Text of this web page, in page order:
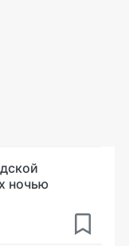
ночью